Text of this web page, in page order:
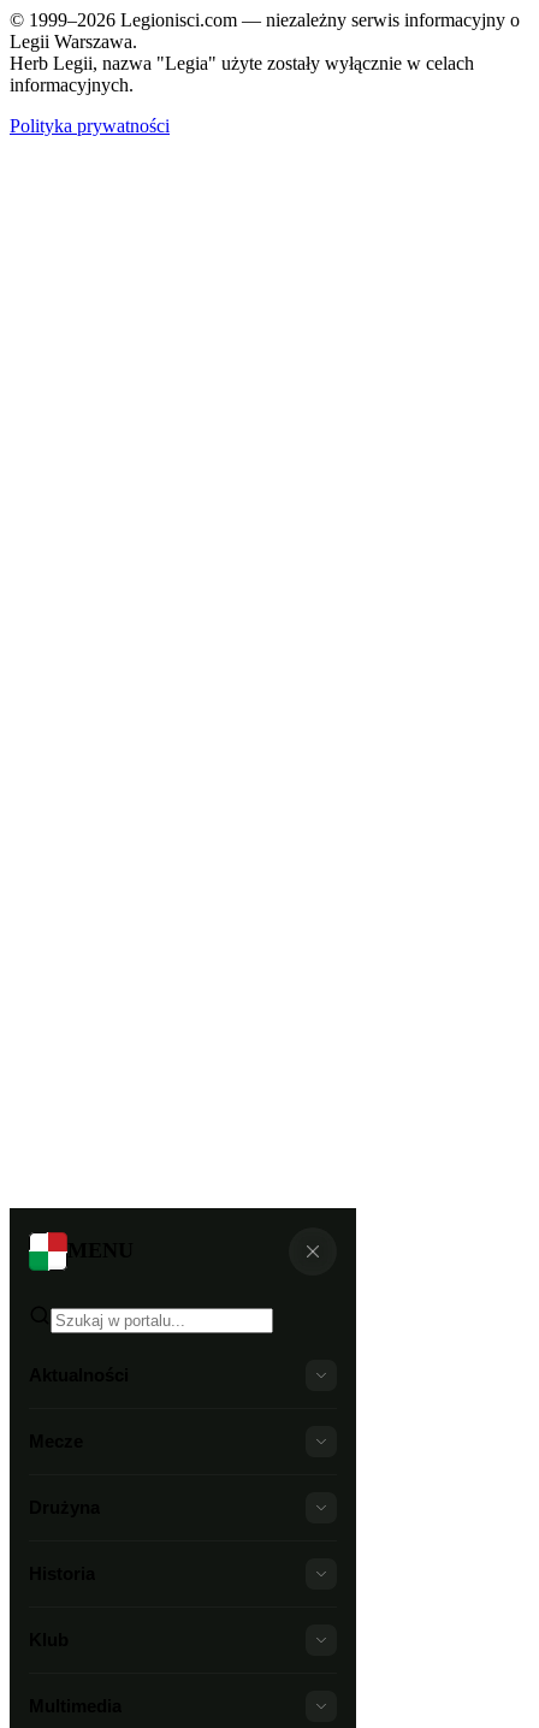
© 1999–2026 Legionisci.com — niezależny serwis informacyjny o
Legii Warszawa.
Herb Legii, nazwa "Legia" użyte zostały wyłącznie w celach
informacyjnych.
Polityka prywatności